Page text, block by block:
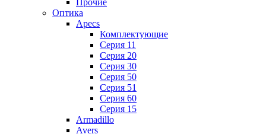
Прочие
Оптика
Apecs
Комплектующие
Серия 11
Серия 20
Серия 30
Серия 50
Серия 51
Серия 60
Серия 15
Armadillo
Avers